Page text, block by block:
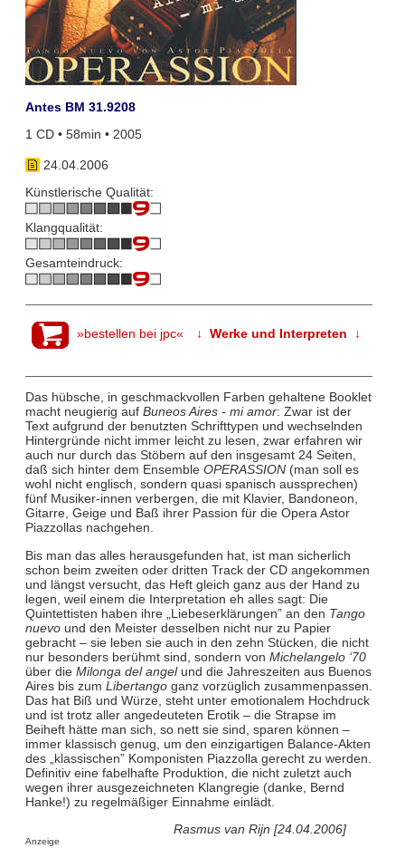
Antes BM 31.9208
1 CD • 58min • 2005
24.04.2006
Künstlerische Qualität:
Klangqualität:
Gesamteindruck:
»bestellen bei jpc« ↓ Werke und Interpreten ↓
Das hübsche, in geschmackvollen Farben gehaltene Booklet
macht neugierig auf Buneos Aires - mi amor: Zwar ist der
Text aufgrund der benutzten Schrifttypen und wechselnden
Hintergründe nicht immer leicht zu lesen, zwar erfahren wir
auch nur durch das Stöbern auf den insgesamt 24 Seiten,
daß sich hinter dem Ensemble OPERASSION (man soll es
wohl nicht englisch, sondern quasi spanisch aussprechen)
fünf Musiker-innen verbergen, die mit Klavier, Bandoneon,
Gitarre, Geige und Baß ihrer Passion für die Opera Astor
Piazzollas nachgehen.
Bis man das alles herausgefunden hat, ist man sicherlich
schon beim zweiten oder dritten Track der CD angekommen
und längst versucht, das Heft gleich ganz aus der Hand zu
legen, weil einem die Interpretation eh alles sagt: Die
Quintettisten haben ihre „Liebeserklärungen” an den Tango
nuevo und den Meister desselben nicht nur zu Papier
gebracht – sie leben sie auch in den zehn Stücken, die nicht
nur besonders berühmt sind, sondern von Michelangelo ‘70
über die Milonga del angel und die Jahreszeiten aus Buenos
Aires bis zum Libertangoganz vorzüglich zusammenpassen.
Das hat Biß und Würze, steht unter emotionalem Hochdruck
und ist trotz aller angedeuteten Erotik – die Strapse im
Beiheft hätte man sich, so nett sie sind, sparen können –
immer klassisch genug, um den einzigartigen Balance-Akten
des „klassischen” Komponisten Piazzolla gerecht zu werden.
Definitiv eine fabelhafte Produktion, die nicht zuletzt auch
wegen ihrer ausgezeichneten Klangregie (danke, Bernd
Hanke!) zu regelmäßiger Einnahme einlädt.
Rasmus van Rijn [24.04.2006]
Anzeige